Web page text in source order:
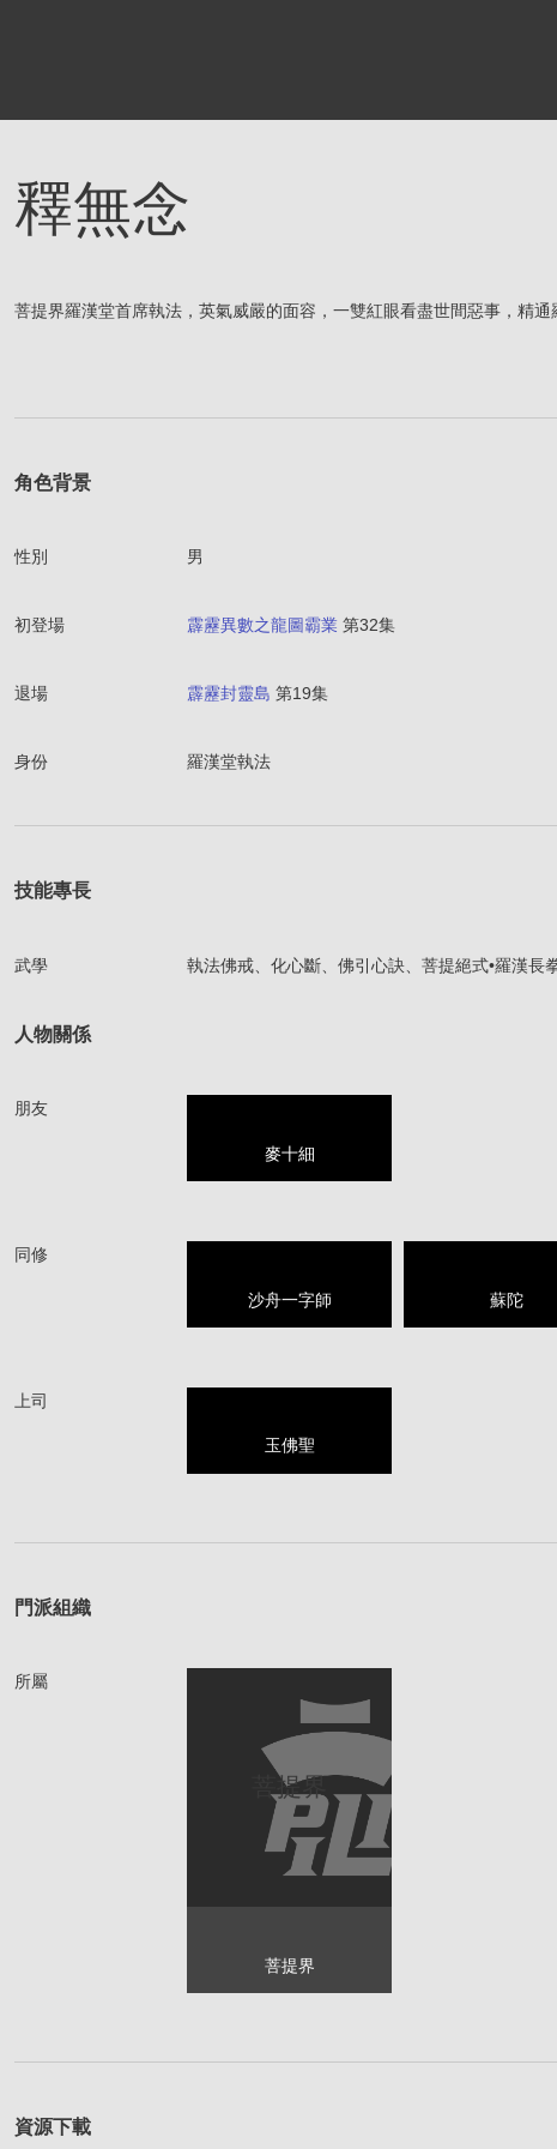
釋無念
菩提界羅漢堂首席執法，英氣威嚴的面容，一雙紅眼看盡世間惡事，精
角色背景
性別 男
初登場 霹靂異數之龍圖霸業 第32集
退場 霹靂封靈島 第19集
身份 羅漢堂執法
技能專長
武學 執法佛戒、化心斷、佛引心訣、菩提絕式•羅漢長
人物關係
朋友
麥十細
同修
沙舟一字師 蘇陀
上司
玉佛聖
門派組織
所屬
菩提界
菩提界
資源下載